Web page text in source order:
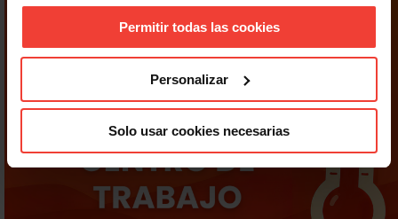
Permitir todas las cookies
Personalizar
Solo usar cookies necesarias